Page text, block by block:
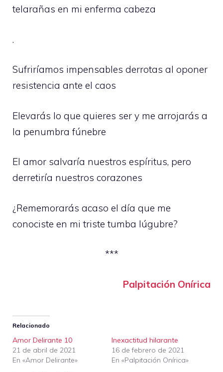
telarañas en mi enferma cabeza
.
Sufriríamos impensables derrotas al oponer
resistencia ante el caos
Elevarás lo que quieres ser y me arrojarás a
la penumbra fúnebre
El amor salvaría nuestros espíritus, pero
derretiría nuestros corazones
¿Rememorarás acaso el día que me
conociste en mi triste tumba lúgubre?
***
Palpitación Onírica
Relacionado
Amor Delirante 10
21 de abril de 2021
En «Amor Delirante»
Inexactitud hilarante
16 de febrero de 2021
En «Palpitación Onírica»